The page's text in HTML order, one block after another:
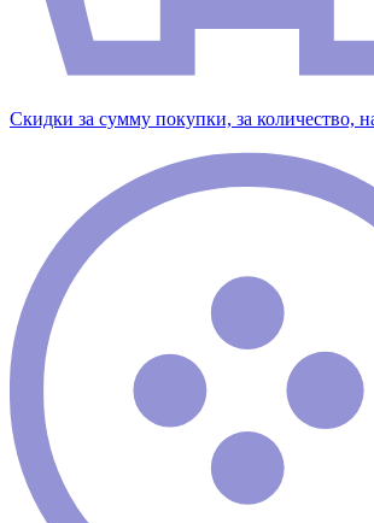
Скидки за сумму покупки, за количество,